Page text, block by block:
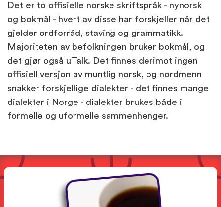
Det er to offisielle norske skriftspråk - nynorsk
og bokmål - hvert av disse har forskjeller når det
gjelder ordforråd, staving og grammatikk.
Majoriteten av befolkningen bruker bokmål, og
det gjør også uTalk. Det finnes derimot ingen
offisiell versjon av muntlig norsk, og nordmenn
snakker forskjellige dialekter - det finnes mange
dialekter i Norge - dialekter brukes både i
formelle og uformelle sammenhenger.